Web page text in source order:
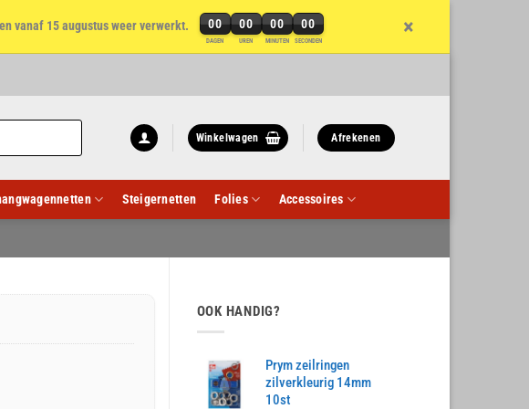
vanaf 15 augustus weer verwerkt. 00
DAGEN
00
UREN
00
MINUTEN
00
SECONDEN
×
Winkelwagen Afrekenen
Steigernetten Folies Accessoires
OOK HANDIG?
Prym zeilringen
zilverkleurig 14mm
10st